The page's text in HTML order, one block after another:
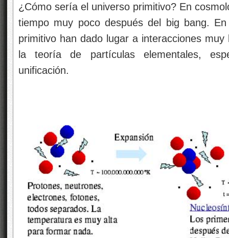
¿Cómo sería el universo primitivo? En
tiempo muy poco después del big bang.
primitivo han dado lugar a interacciones
la teoría de partículas elementales,
unificación.